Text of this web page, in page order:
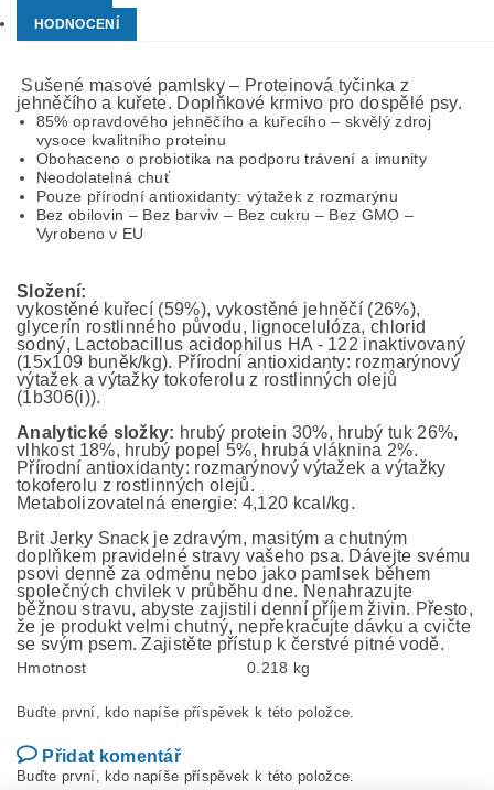
HODNOCENÍ
Sušené masové pamlsky – Proteinová tyčinka z
jehněčího a kuřete. Doplňkové krmivo pro dospělé psy.
85% opravdového jehněčího a kuřecího – skvělý zdroj
vysoce kvalitního proteinu
Obohaceno o probiotika na podporu trávení a imunity
Neodolatelná chuť
Pouze přírodní antioxidanty: výtažek z rozmarýnu
Bez obilovin – Bez barviv – Bez cukru – Bez GMO –
Vyrobeno v EU
Složení:
vykostěné kuřecí (59%), vykostěné jehněčí (26%),
glycerín rostlinného původu, lignocelulóza, chlorid
sodný, Lactobacillus acidophilus HA - 122 inaktivovaný
(15x109 buněk/kg). Přírodní antioxidanty: rozmarýnový
výtažek a výtažky tokoferolu z rostlinných olejů
(1b306(i)).
Analytické složky: hrubý protein 30%, hrubý tuk 26%,
vlhkost 18%, hrubý popel 5%, hrubá vláknina 2%.
Přírodní antioxidanty: rozmarýnový výtažek a výtažky
tokoferolu z rostlinných olejů.
Metabolizovatelná energie: 4,120 kcal/kg.
Brit Jerky Snack je zdravým, masitým a chutným
doplňkem pravidelné stravy vašeho psa. Dávejte svému
psovi denně za odměnu nebo jako pamlsek během
společných chvilek v průběhu dne. Nenahrazujte
běžnou stravu, abyste zajistili denní příjem živin. Přesto,
že je produkt velmi chutný, nepřekračujte dávku a cvičte
se svým psem. Zajistěte přístup k čerstvé pitné vodě.
Hmotnost 0.218 kg
Buďte první, kdo napíše příspěvek k této položce.
Přidat komentář
Buďte první, kdo napíše příspěvek k této položce.